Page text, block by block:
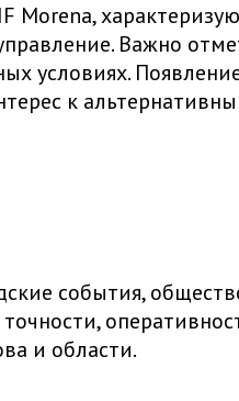
Важно
условиях.
к
события,
и области.